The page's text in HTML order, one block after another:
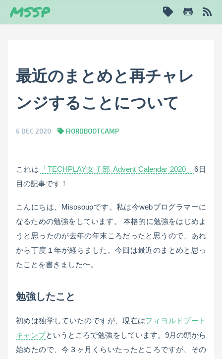
MSSP
最近のまとめと再チャレ
ンジすることについて
6 DEC 2020 FJORDBOOTCAMP
これは 「TECHPLAY女子部 Advent Calendar 2020」 6日
目の記事です！
こんにちは、Misosoupです。私は今webプログラマーに
なるための勉強をしています。 本格的に勉強をはじめよ
うと思ったのが去年の年末ころだったと思うので、あれ
から丁度１年が経ちました。今回は最近のまとめと思っ
たことを書きました〜。
勉強したこと
初めは独学していたのですが、現在はフィヨルドブート
キャンプというところで勉強をしています。9月の頭から
始めたので、今３ヶ月くらいたったところですが、その